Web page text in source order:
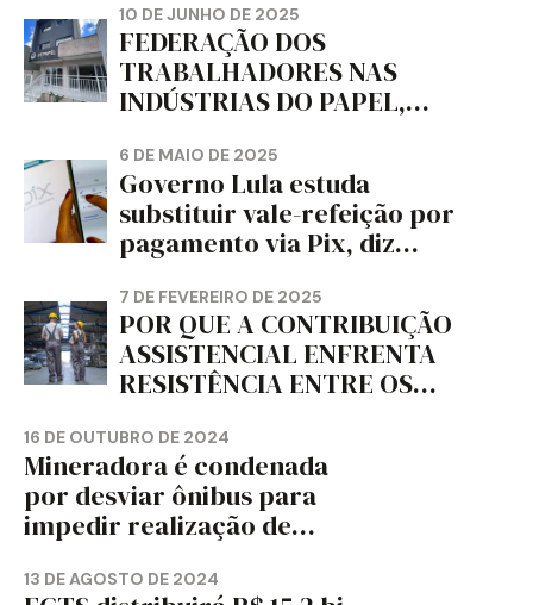
MUNDO, DIZ FITCH
10 DE JUNHO DE 2025
FEDERAÇÃO DOS
TRABALHADORES NAS
INDÚSTRIAS DO PAPEL,
CORTIÇA E ARTEFATOS DE
PAPEL DO ESTADO DO
PARANÁ – FETRAPEL-PR
6 DE MAIO DE 2025
Governo Lula estuda
substituir vale-refeição por
pagamento via Pix, diz
7 DE FEVEREIRO DE 2025
POR QUE A CONTRIBUIÇÃO
ASSISTENCIAL ENFRENTA
RESISTÊNCIA ENTRE OS
16 DE OUTUBRO DE 2024
Mineradora é condenada
por desviar ônibus para
impedir realização de
13 DE AGOSTO DE 2024